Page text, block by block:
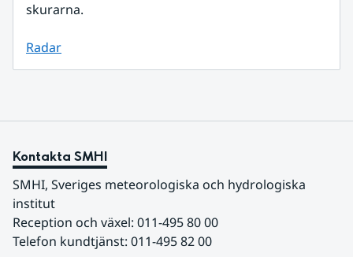
skurarna.
Radar
Kontakta SMHI
SMHI, Sveriges meteorologiska och hydrologiska
institut
Reception och växel: 011-495 80 00
Telefon kundtjänst: 011-495 82 00